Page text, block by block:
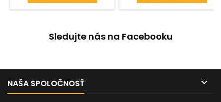
Sledujte nás na Facebooku
NAŠA SPOLOČNOSŤ 